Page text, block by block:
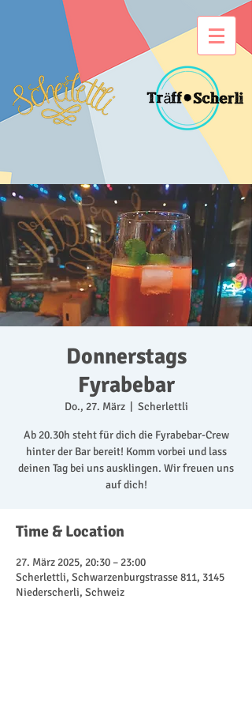
Donnerstags
Fyrabebar
Do., 27. März
  |
Scherlettli
Ab 20.30h steht für dich die Fyrabebar-Crew
hinter der Bar bereit! Komm vorbei und lass
deinen Tag bei uns ausklingen. Wir freuen uns
auf dich!
Time & Location
27. März 2025, 20:30 – 23:00
Scherlettli, Schwarzenburgstrasse 811, 3145
Niederscherli, Schweiz